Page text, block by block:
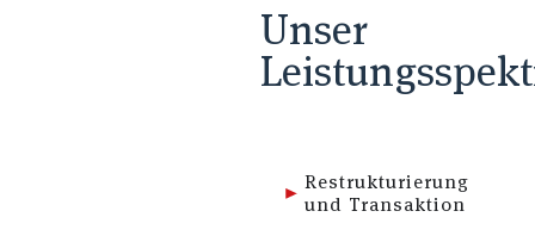
Unser
Restrukturierung
und Transaktion